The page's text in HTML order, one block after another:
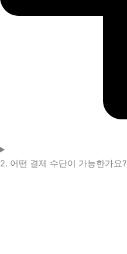
2. 어떤 결제 수단이 가능한가요?